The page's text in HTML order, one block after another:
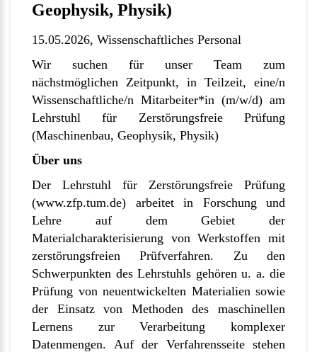
Geophysik, Physik)
15.05.2026, Wissenschaftliches Personal
Wir suchen für unser Team zum
nächstmöglichen Zeitpunkt, in Teilzeit, eine/n
Wissenschaftliche/n Mitarbeiter*in (m/w/d) am
Lehrstuhl für Zerstörungsfreie Prüfung
(Maschinenbau, Geophysik, Physik)
Über uns
Der Lehrstuhl für Zerstörungsfreie Prüfung
(www.zfp.tum.de) arbeitet in Forschung und
Lehre auf dem Gebiet der
Materialcharakterisierung von Werkstoffen mit
zerstörungsfreien Prüfverfahren. Zu den
Schwerpunkten des Lehrstuhls gehören u. a. die
Prüfung von neuentwickelten Materialien sowie
der Einsatz von Methoden des maschinellen
Lernens zur Verarbeitung komplexer
Datenmengen. Auf der Verfahrensseite stehen